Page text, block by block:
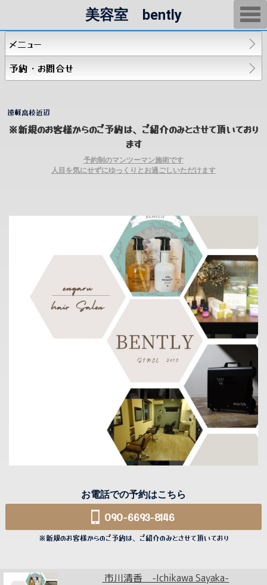
美容室 bently
メニュー
予約・お問合せ
遠軽高校近辺
※新規のお客様からのご予約は、ご紹介のみとさせて頂いており
ます
予約制のマンツーマン施術です
人目を気にせずにゆっくりとお過ごしいただけます
お電話での予約はこちら
090-6693-8146
※新規のお客様からのご予約は、ご紹介のみとさせて頂いており
市川清香 -Ichikawa Sayaka-
T
o
g
g
l
e
n
a
v
i
o